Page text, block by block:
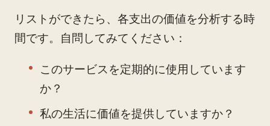
リストができたら、各支出の価値を分析する時
間です。自問してみてください：
このサービスを定期的に使用しています
か？
私の生活に価値を提供していますか？